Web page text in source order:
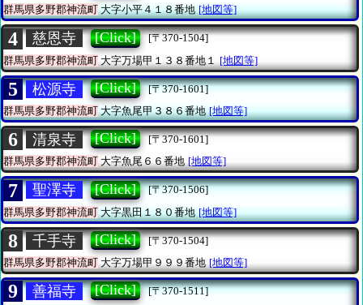
群馬県多野郡神流町大字小平４１８番地 [地図等]
4 慈恩寺 [Click]
[〒370-1504]
群馬県多野郡神流町 大字万場甲１３８番地１ [地図等]
5 松源寺 [Click]
[〒370-1601]
群馬県多野郡神流町大字魚尾甲３８６番地 [地図等]
6 清泉寺 [Click]
[〒370-1601]
群馬県多野郡神流町大字魚尾６６番地 [地図等]
7 聖澤寺 [Click]
[〒370-1506]
群馬県多野郡神流町大字黒田１８０番地 [地図等]
8 千手寺 [Click]
[〒370-1504]
群馬県多野郡神流町大字万場甲９９９番地 [地図等]
9 善福寺 [Click]
[〒370-1511]